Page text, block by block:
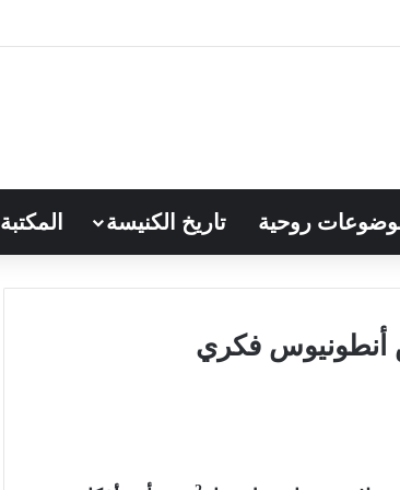
روحية تاريخ الكنيسة المكتبة